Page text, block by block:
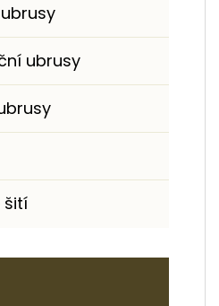
ubrusy
šití